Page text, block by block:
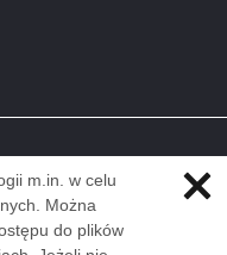
m.in. w celu
Można
do plików